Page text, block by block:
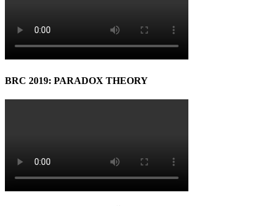
BRC 2019: PARADOX THEORY